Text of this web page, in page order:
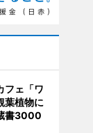
フェ「ワ
植物に
書3000